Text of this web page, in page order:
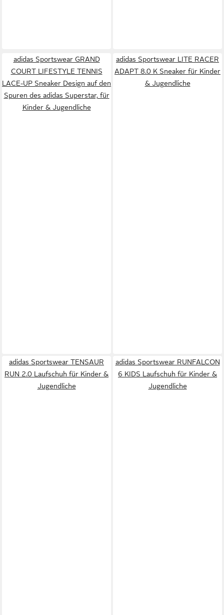
adidas Sportswear GRAND
COURT LIFESTYLE TENNIS
LACE-UP Sneaker Design auf den
Spuren des adidas Superstar, für
Kinder & Jugendliche
adidas Sportswear LITE RACER
ADAPT 8.0 K Sneaker für Kinder
& Jugendliche
adidas Sportswear TENSAUR
RUN 2.0 Laufschuh für Kinder &
Jugendliche
adidas Sportswear RUNFALCON
6 KIDS Laufschuh für Kinder &
Jugendliche